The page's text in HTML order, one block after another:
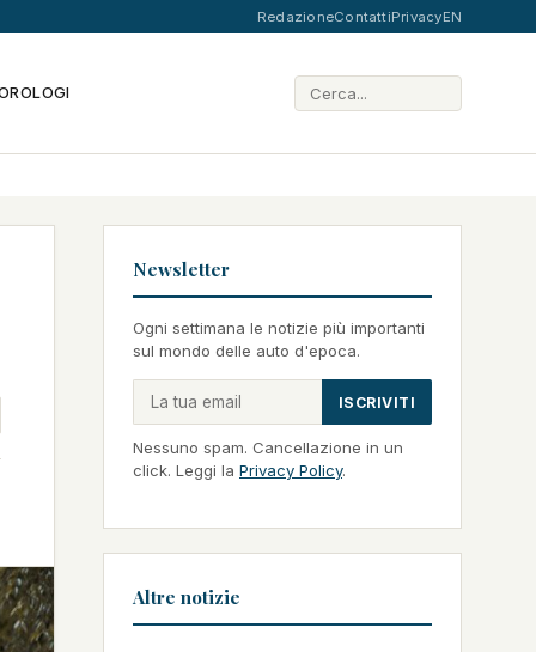
RedazioneContattiPrivacyEN
Newsletter
Ogni settimana le notizie più importanti
sul mondo delle auto d'epoca.
ISCRIVITI
Nessuno spam. Cancellazione in un
click. Leggi la Privacy Policy.
Altre notizie